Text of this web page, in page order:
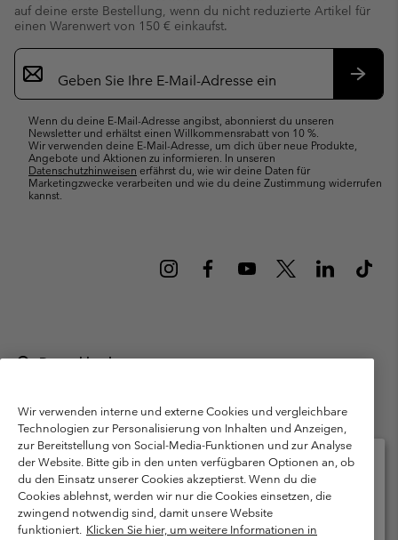
auf deine erste Bestellung, wenn du nicht reduzierte Artikel für
einen Warenwert von 150 € einkaufst.
Newsletter-
Anmeldung
Wenn du deine E-Mail-Adresse angibst, abonnierst du unseren
Newsletter und erhältst einen Willkommensrabatt von 10 %.
Wir verwenden deine E-Mail-Adresse, um dich über neue Produkte,
Angebote und Aktionen zu informieren. In unseren
Datenschutzhinweisen erfährst du, wie wir deine Daten für
Marketingzwecke verarbeiten und wie du deine Zustimmung widerrufen
kannst.
Deutschland
München Deutschland. Alle Rechte vorbehalten.
Nutzungsbedingungen
Allgemeine Verkaufsbedingungen
Garantie
Datenschutzerklärung
Bestimmungen und Bedingungen des Mitglieder Programms
Nutzungsbedingungen Für Nutzergenerierte Inhalte
Wir verwenden interne und externe Cookies und vergleichbare
Technologien zur Personalisierung von Inhalten und Anzeigen,
zur Bereitstellung von Social-Media-Funktionen und zur Analyse
der Website. Bitte gib in den unten verfügbaren Optionen an, ob
du den Einsatz unserer Cookies akzeptierst. Wenn du die
Cookies ablehnst, werden wir nur die Cookies einsetzen, die
zwingend notwendig sind, damit unsere Website
funktioniert. Klicken Sie hier, um weitere Informationen in
Bitte wählen Sie Ihr Lieferland und Ihre Sprache
Online-Einkauf verfügbar